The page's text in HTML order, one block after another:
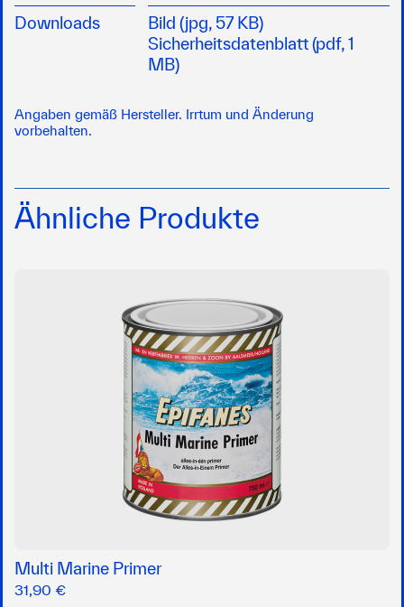
Downloads
Bild (jpg, 57 KB)
Sicherheitsdatenblatt (pdf, 1
MB)
Angaben gemäß Hersteller. Irrtum und Änderung
vorbehalten.
Ähnliche Produkte
Multi Marine Primer
31,90 €